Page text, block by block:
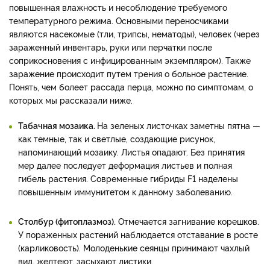
повышенная влажность и несоблюдение требуемого
температурного режима. Основными переносчиками
являются насекомые (тли, трипсы, нематоды), человек (через
зараженный инвентарь, руки или перчатки после
соприкосновения с инфицированным экземпляром). Также
заражение происходит путем трения о больное растение.
Понять, чем болеет рассада перца, можно по симптомам, о
которых мы рассказали ниже.
Табачная мозаика. На зеленых листочках заметны пятна —
как темные, так и светлые, создающие рисунок,
напоминающий мозаику. Листья опадают. Без принятия
мер далее последует деформация листьев и полная
гибель растения. Современные гибриды F1 наделены
повышенным иммунитетом к данному заболеванию.
Столбур (фитоплазмоз). Отмечается загнивание корешков.
У пораженных растений наблюдается отставание в росте
(карликовость). Молоденькие сеянцы принимают чахлый
вид, желтеют, засыхают листики.